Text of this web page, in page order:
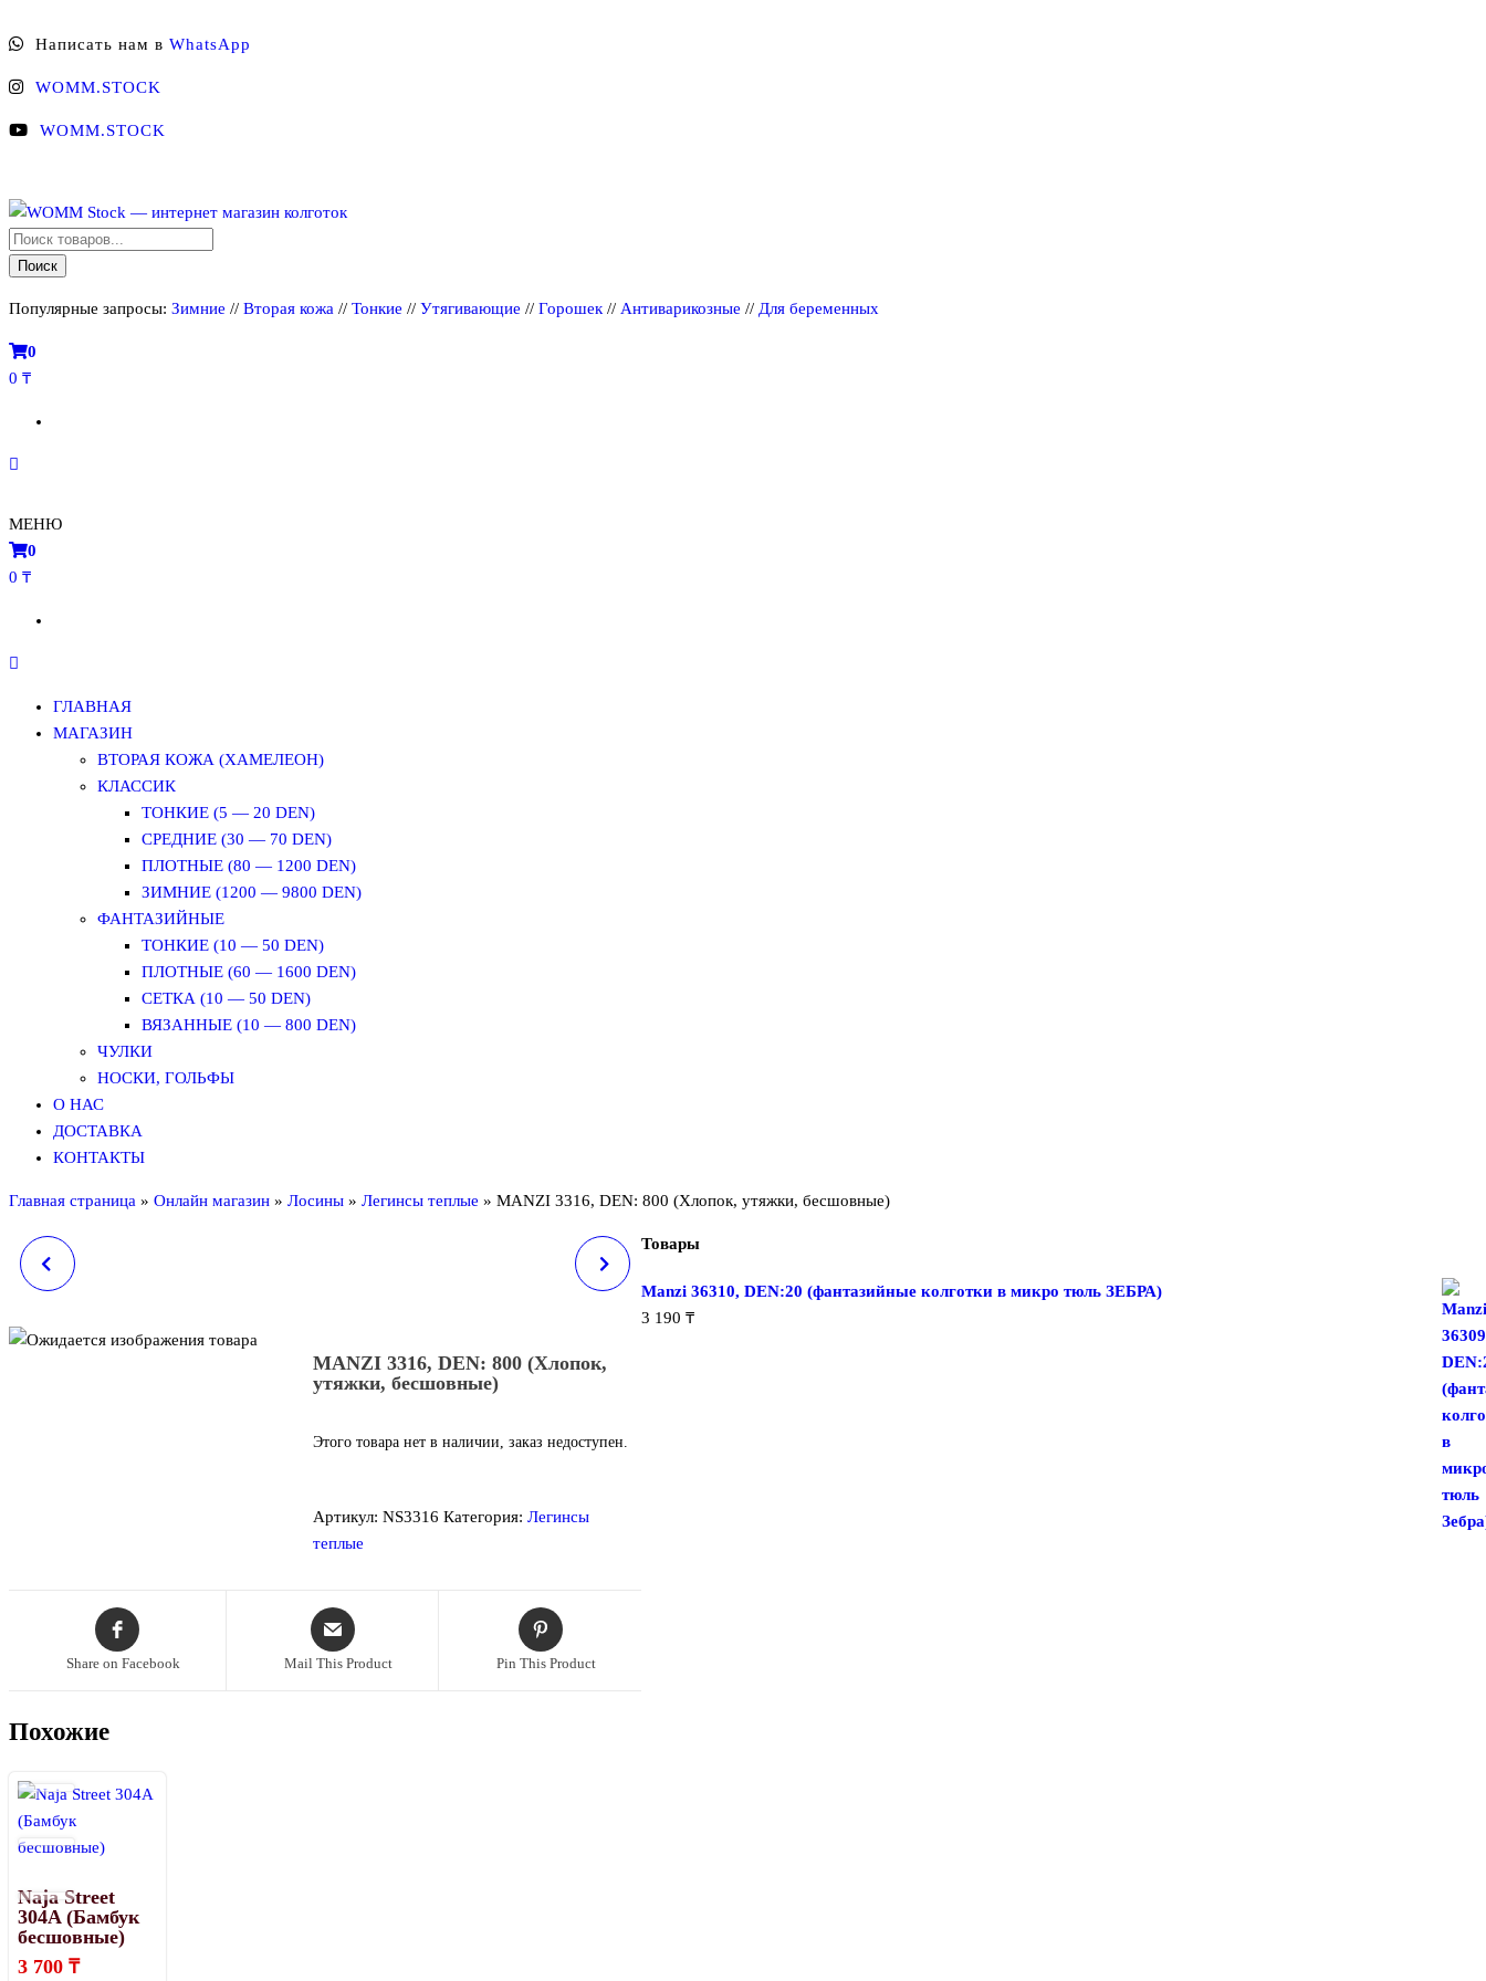
к
Написать нам в WhatsApp
WOMM.STOCK
WOMM.STOCK
WOMM Stock — интернет магазин колготок
Колготки MANZI, Naja Street тонкие, фантазийные, чулки, лосины
Поиск
товаров
Поиск
Популярные запросы: Зимние // Вторая кожа // Тонкие // Утягивающие // Горошек // Антиварикозные // Для беременных
0
0 ₸
МЕНЮ
0
0 ₸
ГЛАВНАЯ
МАГАЗИН
ВТОРАЯ КОЖА (ХАМЕЛЕОН)
КЛАССИК
ТОНКИЕ (5 — 20 DEN)
СРЕДНИЕ (30 — 70 DEN)
ПЛОТНЫЕ (80 — 1200 DEN)
ЗИМНИЕ (1200 — 9800 DEN)
ФАНТАЗИЙНЫЕ
ТОНКИЕ (10 — 50 DEN)
ПЛОТНЫЕ (60 — 1600 DEN)
СЕТКА (10 — 50 DEN)
ВЯЗАННЫЕ (10 — 800 DEN)
ЧУЛКИ
НОСКИ, ГОЛЬФЫ
О НАС
ДОСТАВКА
КОНТАКТЫ
Главная страница » Онлайн магазин » Лосины » Легинсы теплые » MANZI 3316, DEN: 800 (Хлопок, утяжки, бесшовные)
MANZI 3316, DEN: 800 (Хлопок,
утяжки, бесшовные)
Этого товара нет в наличии, заказ недоступен.
Артикул: NS3316 Категория: Легинсы
теплые
Share on Facebook Mail This Product Pin This Product
Похожие
Naja Street
304A (Бамбук
бесшовные)
3 700 ₸
Товары
Manzi 36310, DEN:20 (фантазийные колготки в микро тюль ЗЕБРА)
3 190 ₸